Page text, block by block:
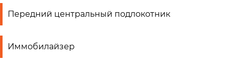
Передний центральный подлокотник
Иммобилайзер